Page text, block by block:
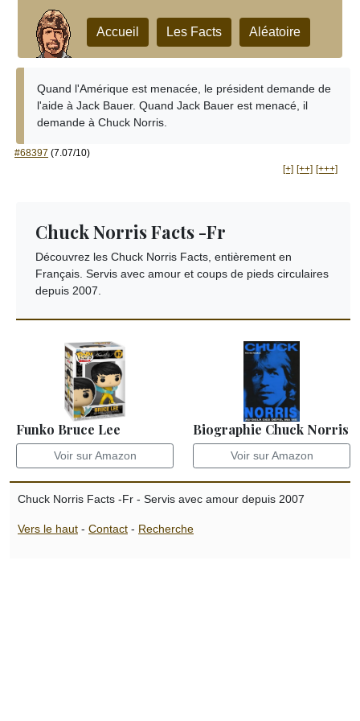
Accueil Les Facts Aléatoire
Quand l'Amérique est menacée, le président demande de
l'aide à Jack Bauer. Quand Jack Bauer est menacé, il
demande à Chuck Norris.
#68397 (7.07/10)
[+] [++] [+++]
Chuck Norris Facts -Fr
Découvrez les Chuck Norris Facts, entièrement en
Français. Servis avec amour et coups de pieds circulaires
depuis 2007.
Funko Bruce Lee
Voir sur Amazon
Biographie Chuck Norris
Voir sur Amazon
Chuck Norris Facts -Fr - Servis avec amour depuis 2007
Vers le haut - Contact - Recherche